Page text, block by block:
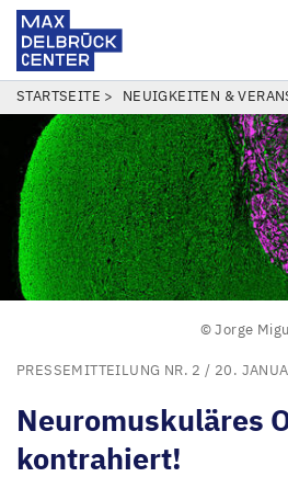
Direkt
zum
Inhalt
Center
PFADNAVIGATION
STARTSEITE NEUIGKEITEN &
© Jorge
PRESSEMITTEILUNG NR. 2 / 20.
Neuromuskuläres
kontrahiert!